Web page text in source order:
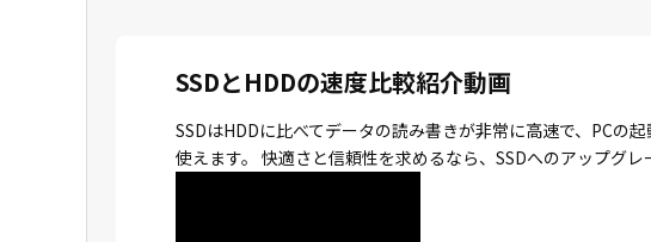
SSDとHDDの速度比較紹介動画
SSDはHDDに比べてデータの読み書きが非常に高速で、PCの
使えます。 快適さと信頼性を求めるなら、SSDへのアップグレ